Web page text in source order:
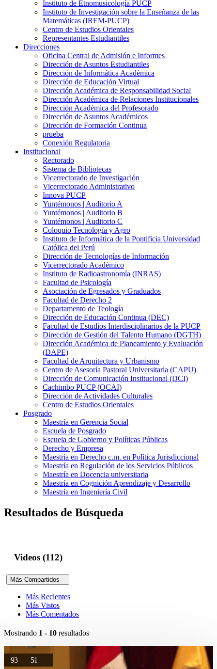
Instituto de Etnomusicología PUCP
Instituto de Investigación sobre la Enseñanza de las
Matemáticas (IREM-PUCP)
Centro de Estudios Orientales
Representantes Estudiantiles
Direcciones
Oficina Central de Admisión e Informes
Dirección de Asuntos Estudiantiles
Dirección de Informática Académica
Dirección de Educación Virtual
Dirección Académica de Responsabilidad Social
Dirección Académica de Relaciones Institucionales
Dirección Académica del Profesorado
Dirección de Asuntos Académicos
Dirección de Formación Continua
prueba
Conexión Regulatoria
Institucional
Rectorado
Sistema de Bibliotecas
Vicerrectorado de Investigación
Vicerrectorado Administrativo
Innova PUCP
Yuntémonos | Auditorio A
Yuntémonos | Auditorio B
Yuntémonos | Auditorio C
Coloquio Tecnología y Agro
Instituto de Informática de la Pontificia Universidad
Católica del Perú
Dirección de Tecnologías de Información
Vicerrectorado Académico
Instituto de Radioastronomía (INRAS)
Facultad de Psicología
Asociación de Egresados y Graduados
Facultad de Derecho 2
Departamento de Teología
Dirección de Educación Continua (DEC)
Facultad de Estudios Interdisciplinarios de la PUCP
Dirección de Gestión del Talento Humano (DGTH)
Dirección Académica de Planeamiento y Evaluación
(DAPE)
Facultad de Arquitectura y Urbanismo
Centro de Asesoría Pastoral Universitaria (CAPU)
Dirección de Comunicación Institucional (DCI)
Cachimbo PUCP (OCAI)
Dirección de Actividades Culturales
Centro de Estudios Orientales
Posgrado
Maestría en Gerencia Social
Escuela de Posgrado
Escuela de Gobierno y Políticas Públicas
Derecho y Empresa
Maestría en Derecho c.m. en Política Jurisdiccional
Maestría en Regulación de los Servicios Públicos
Maestría en Docencia universitaria
Maestría en Cognición Aprendizaje y Desarrollo
Maestría en Ingeniería Civil
Resultados de Búsqueda
Videos (112)
Más Compartidos
Más Recientes
Más Vistos
Más Comentados
Mostrando 1 - 10 resultados
93 51